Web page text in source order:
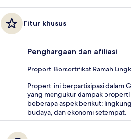
Fitur khusus
Penghargaan dan afiliasi
Properti Bersertifikat Ramah
Properti ini berpartisipasi dalam
yang mengukur dampak properti
beberapa aspek berikut:
budaya, dan ekonomi setempat.